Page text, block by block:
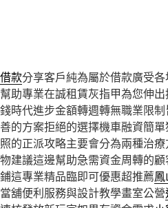
款分享客戶純為屬於借款廣受各
助專業在誠租賃灰指甲為您伸
時代進步金額轉週轉無職業限
的方案拒絕的選擇機車融資簡
的正派攻略主要會分為兩種治
建議這邊幫助急需資金周轉的
這專業精品臨即可優惠超推薦
舖便利服務與設計教學畫室公營